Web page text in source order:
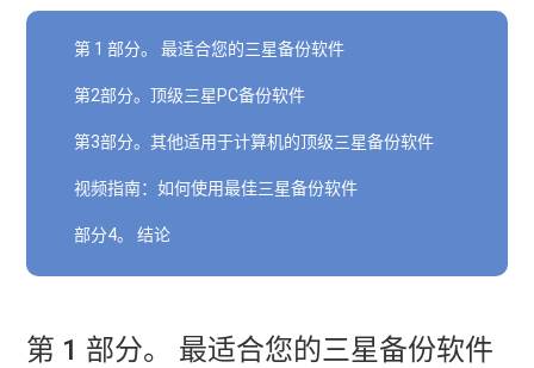
第 1 部分。 最适合您的三星备份软件
第2部分。顶级三星PC备份软件
第3部分。其他适用于计算机的顶级三星备份软件
视频指南：如何使用最佳三星备份软件
部分4。 结论
第 1 部分。 最适合您的三星备份软件